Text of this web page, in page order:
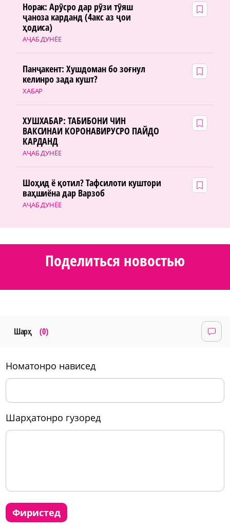
АҶАБ ДУНЁЕ
Норак: Арӯсро дар рӯзи тӯяш
ҷаноза карданд (4акс аз ҷои
ҳодиса)
ХАБАР
Панҷакент: Хушдоман бо зоғнул
келинро зада кушт?
АҶАБ ДУНЁЕ
ХУШХАБАР: ТАБИБОНИ ЧИН
ВАКСИНАИ КОРОНАВИРУСРО ПАЙДО
КАРДАНД
АҶАБ ДУНЁЕ
Шоҳид ё қотил? Тафсилоти куштори
ваҳшиёна дар Варзоб
Поделиться новостью
Шарҳ (0)
номатонро нависед
шарҳатонро гузоред
фиристед